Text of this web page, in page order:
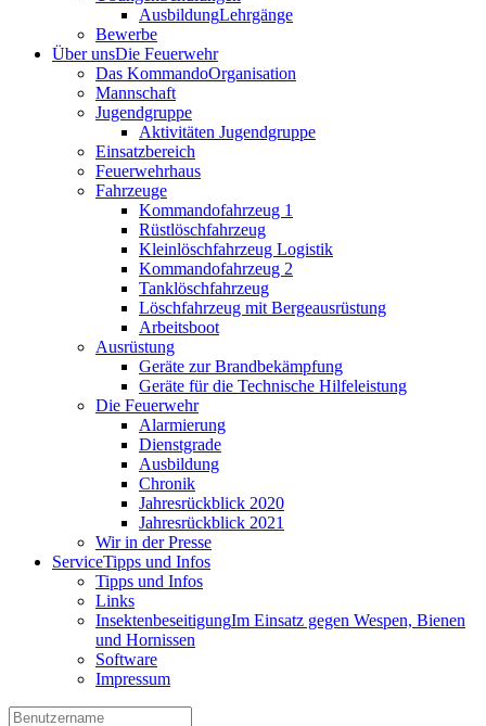
AusbildungLehrgänge
Bewerbe
Über unsDie Feuerwehr
Das KommandoOrganisation
Mannschaft
Jugendgruppe
Aktivitäten Jugendgruppe
Einsatzbereich
Feuerwehrhaus
Fahrzeuge
Kommandofahrzeug 1
Rüstlöschfahrzeug
Kleinlöschfahrzeug Logistik
Kommandofahrzeug 2
Tanklöschfahrzeug
Löschfahrzeug mit Bergeausrüstung
Arbeitsboot
Ausrüstung
Geräte zur Brandbekämpfung
Geräte für die Technische Hilfeleistung
Die Feuerwehr
Alarmierung
Dienstgrade
Ausbildung
Chronik
Jahresrückblick 2020
Jahresrückblick 2021
Wir in der Presse
ServiceTipps und Infos
Tipps und Infos
Links
InsektenbeseitigungIm Einsatz gegen Wespen, Bienen
und Hornissen
Software
Impressum